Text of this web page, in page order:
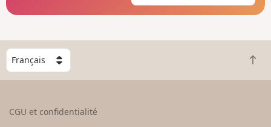
C
h
o
R
e
CGU et confidentialité